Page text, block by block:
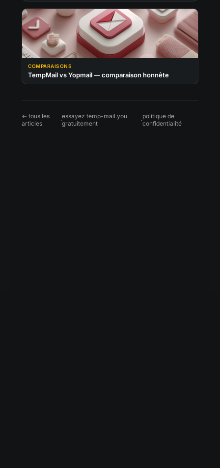
COMPARAISONS
TempMail vs Yopmail — comparaison honnête
← tous les
articles
·essayez temp-mail.you
gratuitement
·politique de
confidentialité